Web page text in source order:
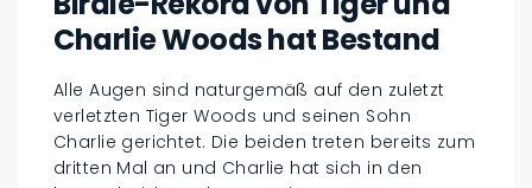
Charlie Woods hat Bestand
Alle Augen sind naturgemäß auf den zuletzt
verletzten Tiger Woods und seinen Sohn
Charlie gerichtet. Die beiden treten bereits zum
dritten Mal an und Charlie hat sich in den